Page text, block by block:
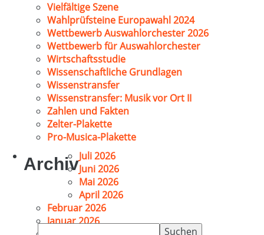
Vielfältige Szene
Wahlprüfsteine Europawahl 2024
Wettbewerb Auswahlorchester 2026
Wettbewerb für Auswahlorchester
Wirtschaftsstudie
Wissenschaftliche Grundlagen
Wissenstransfer
Wissenstransfer: Musik vor Ort II
Zahlen und Fakten
Zelter-Plakette
Pro-Musica-Plakette
ArchivJuli 2026
Juni 2026
Mai 2026
April 2026
Februar 2026
Januar 2026